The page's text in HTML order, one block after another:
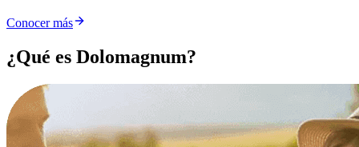
Conocer más
¿Qué es Dolomagnum?